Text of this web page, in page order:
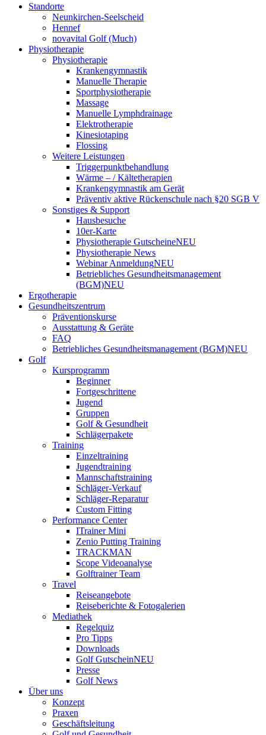
Standorte
Neunkirchen-Seelscheid
Hennef
novavital Golf (Much)
Physiotherapie
Physiotherapie
Krankengymnastik
Manuelle Therapie
Sportphysiotherapie
Massage
Manuelle Lymphdrainage
Elektrotherapie
Kinesiotaping
Flossing
Weitere Leistungen
Triggerpunktbehandlung
Wärme – / Kältetherapien
Krankengymnastik am Gerät
Präventiv aktive Rückenschule nach §20 SGB V
Sonstiges & Support
Hausbesuche
10er-Karte
Physiotherapie GutscheineNEU
Physiotherapie News
Webinar AnmeldungNEU
Betriebliches Gesundheitsmanagement
(BGM)NEU
Ergotherapie
Gesundheitszentrum
Präventionskurse
Ausstattung & Geräte
FAQ
Betriebliches Gesundheitsmanagement (BGM)NEU
Golf
Kursprogramm
Beginner
Fortgeschrittene
Jugend
Gruppen
Golf & Gesundheit
Schlägerpakete
Training
Einzeltraining
Jugendtraining
Mannschaftstraining
Schläger-Verkauf
Schläger-Reparatur
Custom Fitting
Performance Center
ITrainer Mini
Zenio Putting Training
TRACKMAN
Scope Videoanalyse
Golftrainer Team
Travel
Reiseangebote
Reiseberichte & Fotogalerien
Mediathek
Regelquiz
Pro Tipps
Downloads
Golf GutscheinNEU
Presse
Golf News
Über uns
Konzept
Praxen
Geschäftsleitung